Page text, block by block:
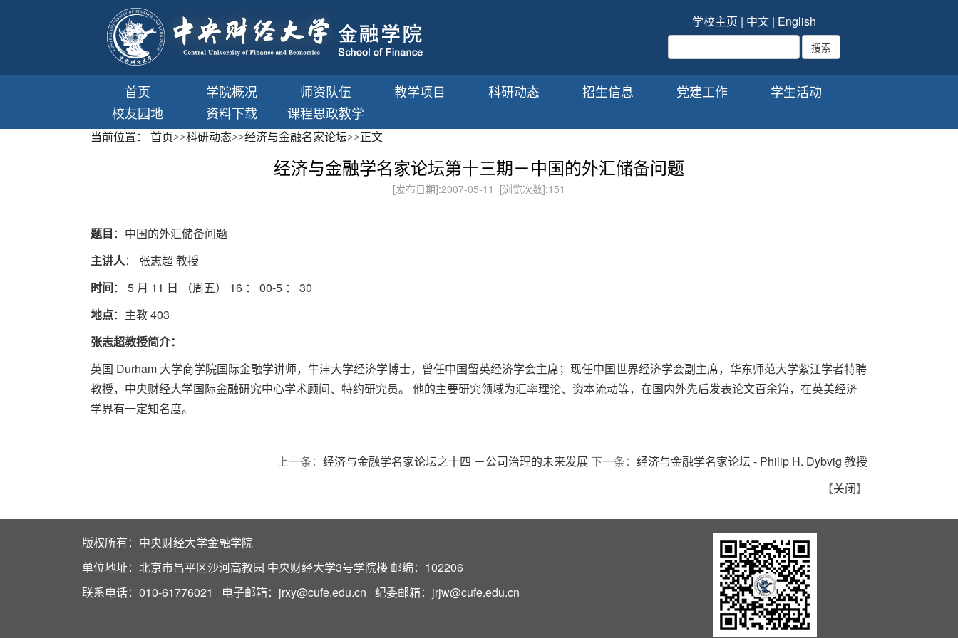
学校主页 | 中文 | English
首页 学院概况 师资队伍 教学项目 科研动态 招生信息 党建工作
学生活动
校友园地
资料下载 课程思政教学
当前位置： 首页>>科研动态>>经济与金融名家论坛>>正文
经济与金融学名家论坛第十三期－中国的外汇储备问题
[发布日期]:2007-05-11 [浏览次数]:151
题目 ：中国的外汇储备问题
主讲人： 张志超 教授
时间： 5 月 11 日 （周五） 16 ： 00-5 ： 30
地点：主教 403
张志超教授简介：
英国 Durham 大学商学院国际金融学讲师，牛津大学经济学博士，曾任中国留英经济学会主席；现任中国世界经济学会副主席，华东师范大学紫江学者特聘
教授，中央财经大学国际金融研究中心学术顾问、特约研究员。 他的主要研究领域为汇率理论、资本流动等，在国内外先后发表论文百余篇，在英美经济
学界有一定知名度。
上一条： 经济与金融学名家论坛之十四 －公司治理的未来发展 下一条： 经济与金融学名家论坛 - Philip H. Dybvig 教授
【关闭】
版权所有：中央财经大学金融学院
单位地址：北京市昌平区沙河高教园 中央财经大学3号学院楼 邮编：102206
联系电话：010-61776021 电子邮箱：jrxy@cufe.edu.cn 纪委邮箱：jrjw@cufe.edu.cn